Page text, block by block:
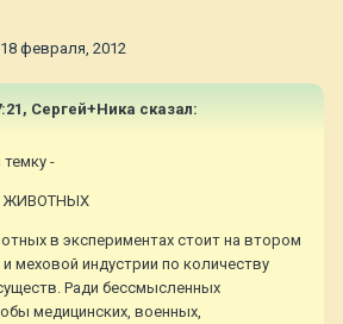
18 февраля, 2012
Сергей+Ника сказал:
-
ЖИВОТНЫХ
в экспериментах стоит на втором
меховой индустрии по количеству
Ради бессмысленных
медицинских, военных,